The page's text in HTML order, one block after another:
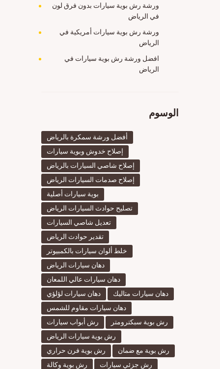
ورشة رش بوية سيارات بدون فرق لون
في الرياض
ورشة رش بوية سيارات أمريكية في
الرياض
افضل ورشة رش بوية سيارات في
الرياض
الوسوم
أفضل ورشة سمكرة بالرياض
إصلاح خدوش وبوية سيارات
إصلاح شاصي السيارات بالرياض
إصلاح صدمات السيارات الرياض
بوية سيارات أصلية
تصليح حوادث السيارات الرياض
تعديل شاصي السيارات
تقدير حوادث الرياض
خلط ألوان سيارات بالكمبيوتر
دهان سيارات الرياض
دهان سيارات عالي اللمعان
دهان سيارات لؤلؤي
دهان سيارات متاليك
دهان سيارات مقاوم للشمس
رش أبواب سيارات
رش بوية سبكترومتر
رش بوية سيارات الرياض
رش بوية فرن حراري
رش بوية مع ضمان
رش بوية وكالة
رش جزئي سيارات